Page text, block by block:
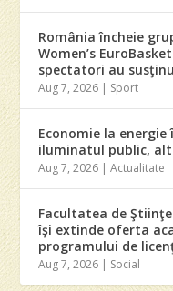
România încheie
Women’s
spectatori au
Aug 7, 2026 | Sport
Economie la
iluminatul public,
Aug 7, 2026 |Actualitate
Facultatea de
îşi extinde oferta
programului de
Aug 7, 2026 | Social